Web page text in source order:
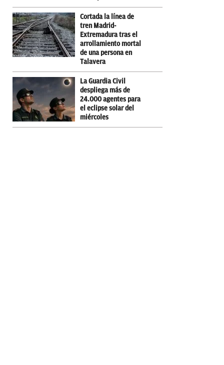
Cortada la línea de
tren Madrid-
Extremadura tras el
arrollamiento mortal
de una persona en
Talavera
La Guardia Civil
despliega más de
24.000 agentes para
el eclipse solar del
miércoles